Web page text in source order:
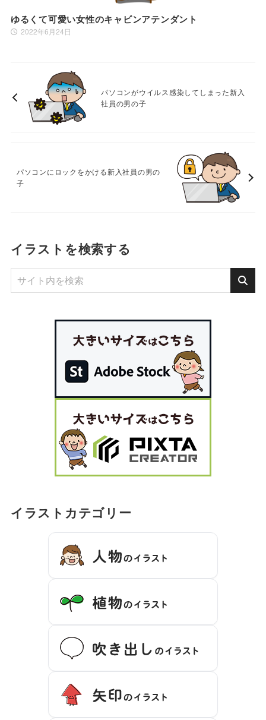
ゆるくて可愛い女性のキャビンアテンダント
2022年6月24日
パソコンがウイルス感染してしまった新入
社員の男の子
パソコンにロックをかける新入社員の男の
子
イラストを検索する
イラストカテゴリー